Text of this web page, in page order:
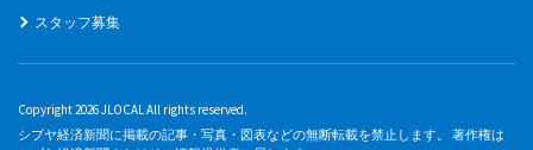
スタッフ募集
Copyright 2026 JLOCAL All rights reserved.
シブヤ経済新聞に掲載の記事・写真・図表などの無断転載を禁止します。 著作権は